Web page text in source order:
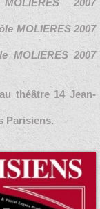
2007
MOLIERES 2007
MOLIERES 2007
théâtre 14 Jean-
Parisiens.